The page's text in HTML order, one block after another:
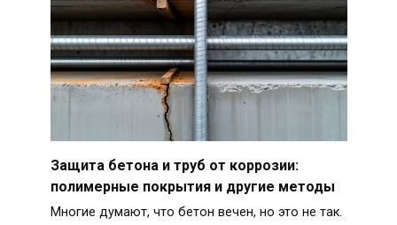
Защита бетона и труб от коррозии:
полимерные покрытия и другие методы
Многие думают, что бетон вечен, но это не так.